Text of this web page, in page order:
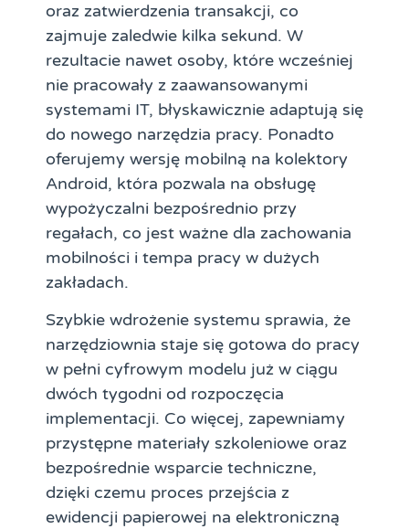
oraz zatwierdzenia transakcji, co
zajmuje zaledwie kilka sekund. W
rezultacie nawet osoby, które wcześniej
nie pracowały z zaawansowanymi
systemami IT, błyskawicznie adaptują się
do nowego narzędzia pracy. Ponadto
oferujemy wersję mobilną na kolektory
Android, która pozwala na obsługę
wypożyczalni bezpośrednio przy
regałach, co jest ważne dla zachowania
mobilności i tempa pracy w dużych
zakładach.
Szybkie wdrożenie systemu sprawia, że
narzędziownia staje się gotowa do pracy
w pełni cyfrowym modelu już w ciągu
dwóch tygodni od rozpoczęcia
implementacji. Co więcej, zapewniamy
przystępne materiały szkoleniowe oraz
bezpośrednie wsparcie techniczne,
dzięki czemu proces przejścia z
ewidencji papierowej na elektroniczną